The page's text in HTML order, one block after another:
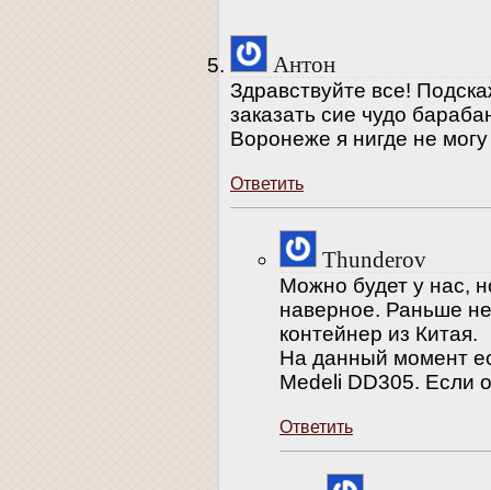
Антон
Здравствуйте все!
заказать сие чудо
Воронеже я нигде не
Ответить
Thunderov
Можно будет у нас,
наверное. Раньше
контейнер из Китая.
На данный момент
Medeli DD305. Если
Ответить